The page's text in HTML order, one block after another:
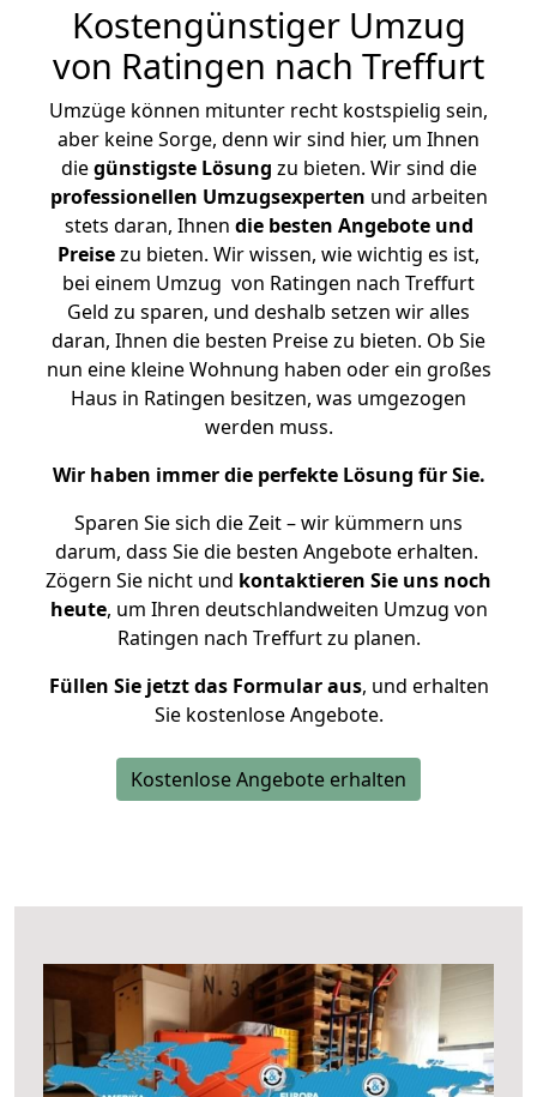
Kostengünstiger Umzug
von Ratingen nach Treffurt
Umzüge können mitunter recht kostspielig sein,
aber keine Sorge, denn wir sind hier, um Ihnen
diegünstigste Lösung zu bieten. Wir sind die
professionellen Umzugsexperten und arbeiten
stets daran, Ihnen die besten Angebote und
Preisezu bieten. Wir wissen, wie wichtig es ist,
bei einem Umzug von Ratingen nach Treffurt
Geld zu sparen, und deshalb setzen wir alles
daran, Ihnen die besten Preise zu bieten. Ob Sie
nun eine kleine Wohnung haben oder ein großes
Haus in Ratingen besitzen, was umgezogen
werden muss.
Wir haben immer die perfekte Lösung für Sie.
Sparen Sie sich die Zeit – wir kümmern uns
darum, dass Sie die besten Angebote erhalten.
Zögern Sie nicht und kontaktieren Sie uns noch
heute, um Ihren deutschlandweiten Umzug von
Ratingen nach Treffurt zu planen.
Füllen Sie jetzt das Formular aus, und erhalten
Sie kostenlose Angebote.
Kostenlose Angebote erhalten